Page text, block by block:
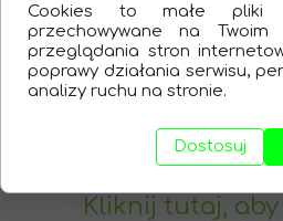
radością
zmartwychwstania
Jezusa Chrystusa.
radosnego orędzia
zabrzmiało długo
Kliknij tutaj,
Cookies to małe pliki
przechowywane na Twoim
przeglądania stron
poprawy działania serwisu,
analizy ruchu na stronie.
Dostosuj